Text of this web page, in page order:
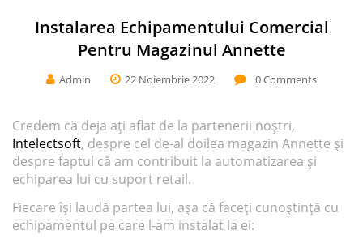
Instalarea Echipamentului Comercial
Pentru Magazinul Annette
Admin 22 Noiembrie 2022 0Comments
Credem că deja ați aflat de la partenerii noștri,
Intelectsoft, despre cel de-al doilea magazin Annette și
despre faptul că am contribuit la automatizarea și
echiparea lui cu suport retail.
Fiecare își laudă partea lui, așa că faceți cunoștință cu
echipamentul pe care l-am instalat la ei: